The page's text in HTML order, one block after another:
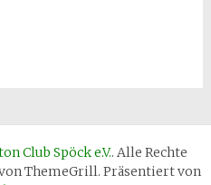
Club Spöck e.V.. Alle Rechte
ThemeGrill. Präsentiert von